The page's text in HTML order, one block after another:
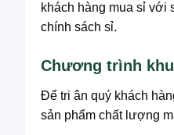
khách hàng mua sỉ với
chính sách sỉ.
Chương trình
Để tri ân quý khách
sản phẩm chất lượng